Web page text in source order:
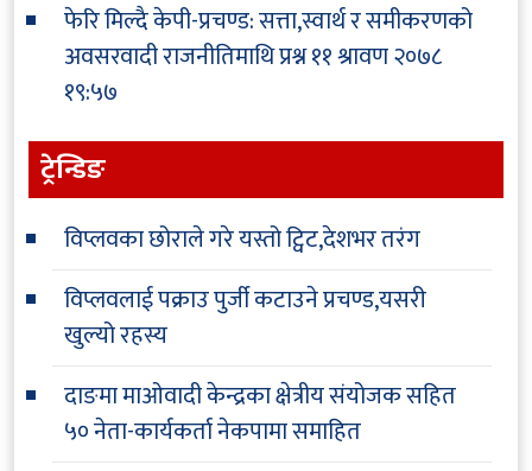
फेरि मिल्दै केपी-प्रचण्ड: सत्ता,स्वार्थ र समीकरणको
अवसरवादी राजनीतिमाथि प्रश्न११ श्रावण २०७८
१९:५७
ट्रेन्डिङ
विप्लवका छोराले गरे यस्तो ट्विट,देशभर तरंग
विप्लवलाई पक्राउ पुर्जी कटाउने प्रचण्ड,यसरी
खुल्यो रहस्य
दाङमा माओवादी केन्द्रका क्षेत्रीय संयोजक सहित
५० नेता-कार्यकर्ता नेकपामा समाहित